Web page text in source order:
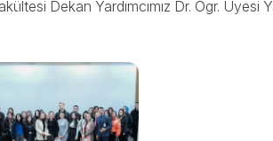
Dekan Yardımcımız Dr. Ögr. Üyesi